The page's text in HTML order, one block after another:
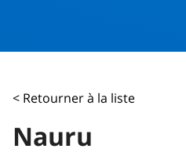
< Retourner à la liste
Nauru